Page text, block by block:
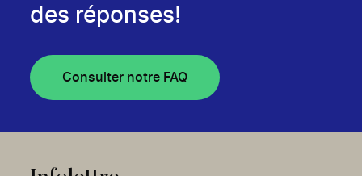
des réponses!
Consulter notre FAQ